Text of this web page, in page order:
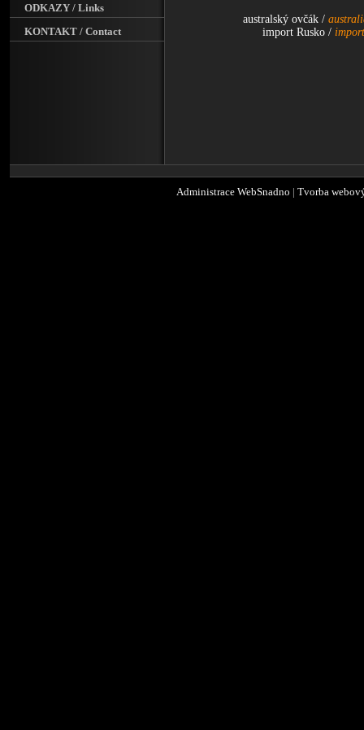
australský ovčák /
import Rusko /
ODKAZY / Links
KONTAKT / Contact
Administrace WebSnadno | Tvorba